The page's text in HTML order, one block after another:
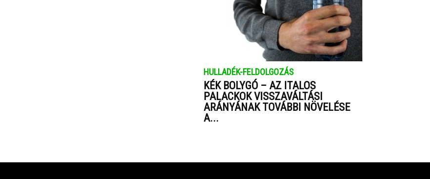
HULLADÉK-FELDOLGOZÁS
KÉK BOLYGÓ – AZ ITALOS
PALACKOK VISSZAVÁLTÁSI
ARÁNYÁNAK TOVÁBBI NÖVELÉSE
A...